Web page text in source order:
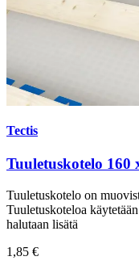
Tectis
Tuuletuskotelo 160
Tuuletuskotelo on
Tuuletuskoteloa
halutaan lisätä
1,85 €